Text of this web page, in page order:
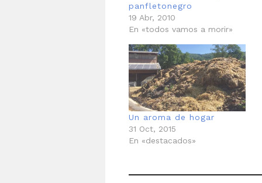
panfletonegro
19 Abr, 2010
En «todos vamos a morir»
Un aroma de hogar
31 Oct, 2015
En «destacados»